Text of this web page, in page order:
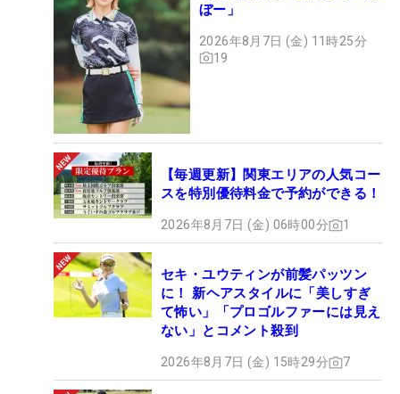
ぼー」
2026年8月7日 (金) 11時25分
19
【毎週更新】関東エリアの人気コー
スを特別優待料金で予約ができる！
2026年8月7日 (金) 06時00分 1
セキ・ユウティンが前髪パッツン
に！ 新ヘアスタイルに「美しすぎ
て怖い」「プロゴルファーには見え
ない」とコメント殺到
2026年8月7日 (金) 15時29分 7